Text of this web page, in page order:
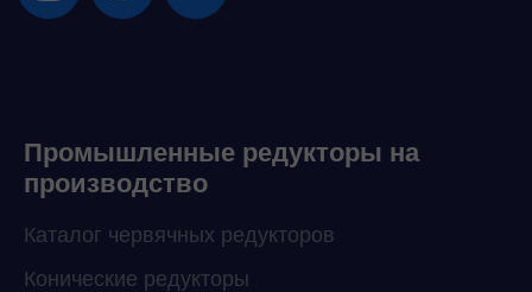
Промышленные редукторы на
производство
Каталог червячных редукторов
Конические редукторы